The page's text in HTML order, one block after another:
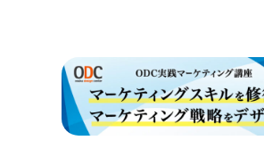
ブランディングのご相談
ビジネスマッチングはこちら